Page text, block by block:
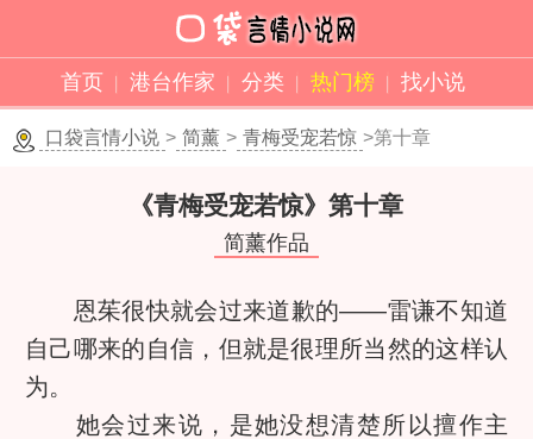
首页 港台作家 分类 热门榜 找小说
口袋言情小说 > 简薰 > 青梅受宠若惊 >第十章
《青梅受宠若惊》第十章
简薰作品
恩茱很快就会过来道歉的——雷谦不知道
自己哪来的自信，但就是很理所当然的这样认
为。
她会过来说，是她没想清楚所以擅作主